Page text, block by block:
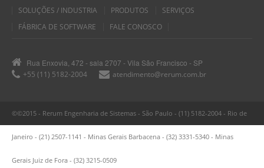
SOLUÇÕES / INDUSTRIA
PRODUTOS
SERVIÇOS
FÁBRICA DE SOFTWARE
FALE CONOSCO
Rua Enxovia, 472 - sala 2707 - Vila São Francisco - SP
+55 (11) 5182-2004
atendimento@rerum.com.br
©©2015 - Rerum Engenharia de Sistemas - São Paulo - (11) 5182-2004 - Rio de
Janeiro - (21) 2507-1141 - Minas Gerais Barbacena - (32) 3331-5340 - Minas
Gerais Juiz de Fora - (32) 3215-0509